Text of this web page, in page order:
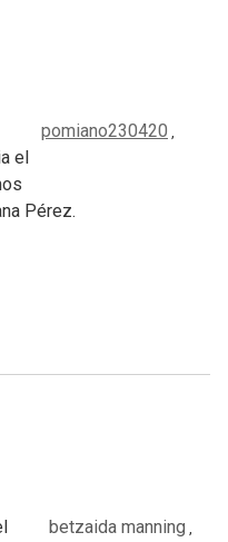
pomiano230420 ,
el
Pérez.
betzaida manning ,